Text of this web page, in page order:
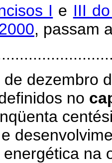
I e III
, passam
de dezembro
no
na